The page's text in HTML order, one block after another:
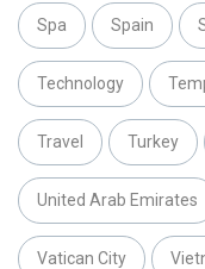
Spa Spain
Technology
Travel Turkey
United Arab Emirates
Vatican City